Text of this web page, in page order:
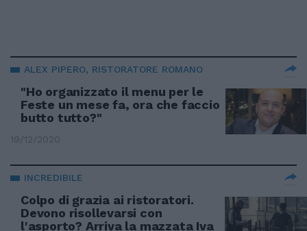
ALEX PIPERO, RISTORATORE ROMANO
"Ho organizzato il menu per le
Feste un mese fa, ora che faccio
butto tutto?"
19/12/2020
INCREDIBILE
Colpo di grazia ai ristoratori.
Devono risollevarsi con
l'asporto? Arriva la mazzata Iva